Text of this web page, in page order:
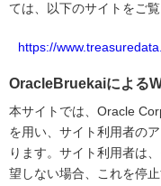
ては、以下のサイトをご覧
https://
OracleBruekaiによる
本サイトでは、Oracle
を用い、サイト利用者の
ります。サイト利用者は
望しない場合、これを停